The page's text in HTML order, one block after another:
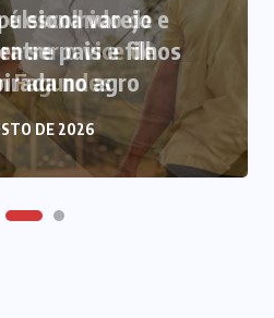
escolhido de
ser o vice de
Fagundes
DE 2026